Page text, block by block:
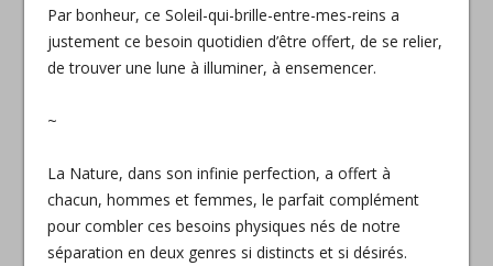
Par bonheur, ce Soleil-qui-brille-entre-mes-reins a
justement ce besoin quotidien d’être offert, de se relier,
de trouver une lune à illuminer, à ensemencer.
~
La Nature, dans son infinie perfection, a offert à
chacun, hommes et femmes, le parfait complément
pour combler ces besoins physiques nés de notre
séparation en deux genres si distincts et si désirés.